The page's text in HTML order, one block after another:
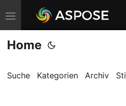
N
a
v
g
Home
Suche Kategorien Archiv